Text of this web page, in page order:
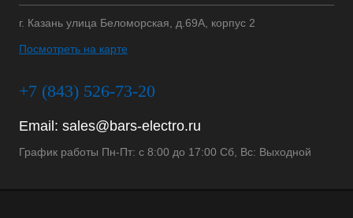
г. Казань улица Беломорская, д.69А, корпус 2
Посмотреть на карте
+7 (843) 526-73-20
Email: sales@bars-electro.ru
График работы Пн-Пт: с 8:00 до 17:00 Сб, Вс: Выходной